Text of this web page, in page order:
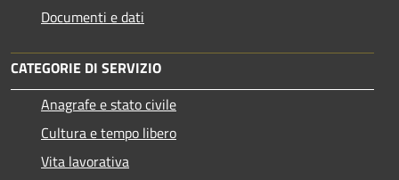
Documenti e dati
CATEGORIE DI SERVIZIO
Anagrafe e stato civile
Cultura e tempo libero
Vita lavorativa